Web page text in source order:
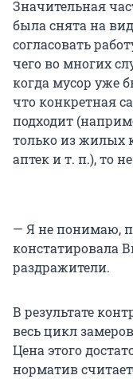
Значительная
была снята на
согласовать
чего во многих
когда мусор уже
что конкретная
подходит
только из жилых
аптек и т. п.), то
— Я не понимаю,
констатировала
раздражители.
В результате
весь цикл
Цена этого
норматив